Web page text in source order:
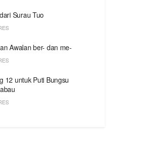
Surau Tuo
Awalan ber- dan me-
12 untuk Puti Bungsu